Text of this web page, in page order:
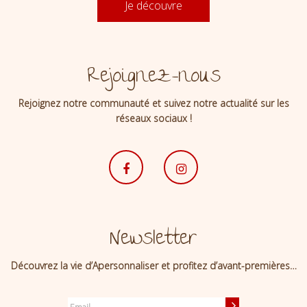
Je découvre
Rejoignez-nous
Rejoignez notre communauté et suivez notre actualité sur les
réseaux sociaux !
Newsletter
Découvrez la vie d’Apersonnaliser et profitez d’avant-premières…